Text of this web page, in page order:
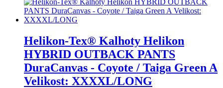
Helikon-Tex® Kalhoty Helikon
HYBRID OUTBACK PANTS
DuraCanvas - Coyote / Taiga Green A
Velikost: XXXXL/LONG